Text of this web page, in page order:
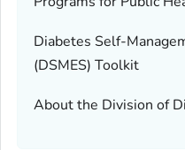
Diabetes Self-
(DSMES) Toolkit
About the Division of